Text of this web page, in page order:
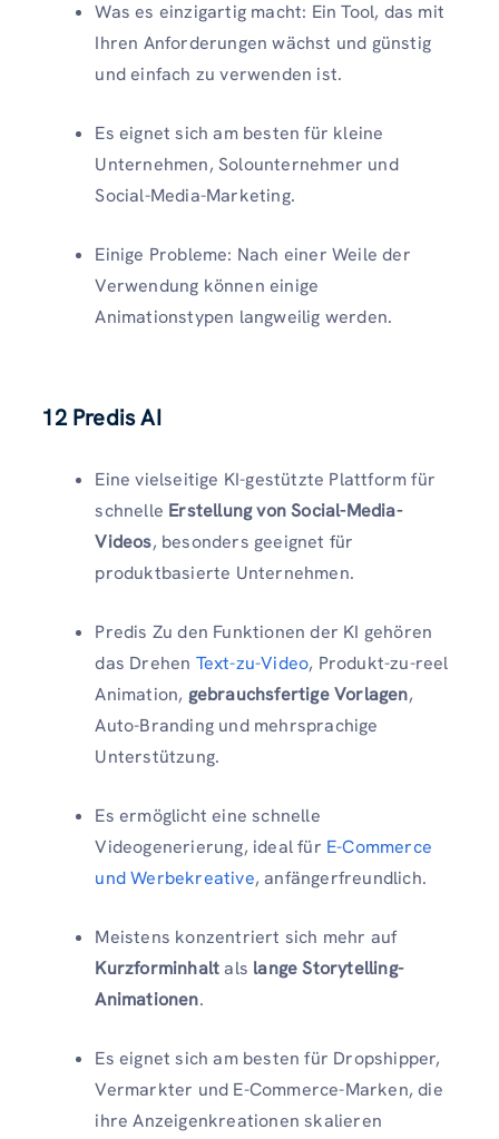
Was es einzigartig macht: Ein Tool, das mit
Ihren Anforderungen wächst und günstig
und einfach zu verwenden ist.
Es eignet sich am besten für kleine
Unternehmen, Solounternehmer und
Social-Media-Marketing.
Einige Probleme: Nach einer Weile der
Verwendung können einige
Animationstypen langweilig werden.
12 Predis AI
Eine vielseitige KI-gestützte Plattform für
schnelle Erstellung von Social-Media-
Videos, besonders geeignet für
produktbasierte Unternehmen.
Predis Zu den Funktionen der KI gehören
das Drehen Text-zu-Video, Produkt-zu-reel
Animation, gebrauchsfertige Vorlagen,
Auto-Branding und mehrsprachige
Unterstützung.
Es ermöglicht eine schnelle
Videogenerierung, ideal für E-Commerce
und Werbekreative, anfängerfreundlich.
Meistens konzentriert sich mehr auf
Kurzforminhaltals lange Storytelling-
Animationen.
Es eignet sich am besten für Dropshipper,
Vermarkter und E-Commerce-Marken, die
ihre Anzeigenkreationen skalieren